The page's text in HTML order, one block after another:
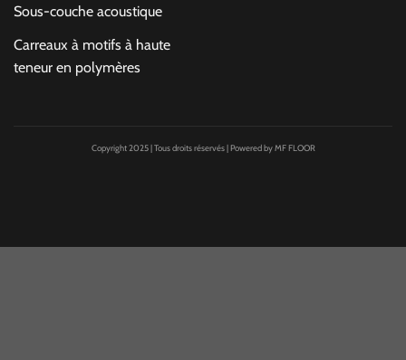
Sous-couche acoustique
Carreaux à motifs à haute
teneur en polymères
Copyright 2025 | Tous droits réservés | Powered by MF FLOOR